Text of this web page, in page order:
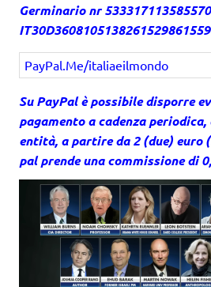
Germinario nr
PayPal.Me/italiaeilmondo
Su PayPal è possibile disporre
pagamento a cadenza
entità, a partire da 2 (due) euro
pal prende una commissione di